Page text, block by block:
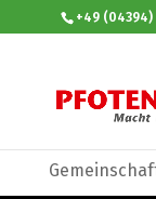
+49 (04394)
Sie sind hier: